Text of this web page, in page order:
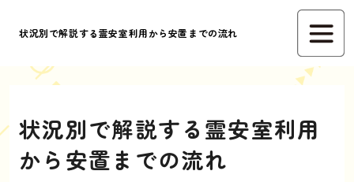
状況別で解説する霊安室利用から安置までの流れ
状況別で解説する霊安室利用
から安置までの流れ